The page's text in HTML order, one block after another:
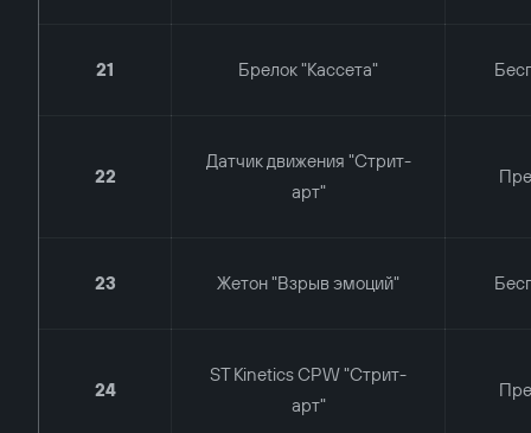
21 Брелок "Кассета"
22
Датчик движения "Стрит-
арт"
23 Жетон "Взрыв эмоций"
24
ST Kinetics CPW "Стрит-
арт"